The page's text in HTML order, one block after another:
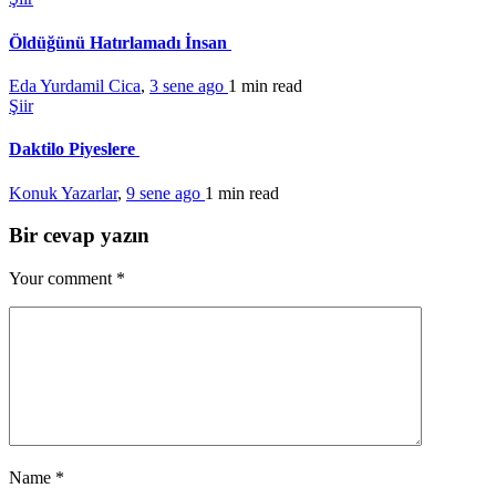
Öldüğünü Hatırlamadı İnsan
Eda Yurdamil Cica, 3 sene ago 1 min read
Şiir
Daktilo Piyeslere
Konuk Yazarlar, 9 sene ago 1 min read
Bir cevap yazın
Your comment *
Name *